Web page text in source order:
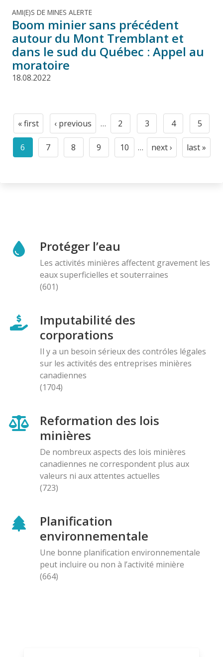
AMI(E)S DE MINES ALERTE
Boom minier sans précédent
autour du Mont Tremblant et
dans le sud du Québec : Appel au
moratoire
18.08.2022
Pagination
First
page
« first
Previous
page
‹ previous …
Page
2
Page
3
Page
4
Page
5
Current
6
Page
7
Page
8
Page
9
Page
10 …
Next
next ›
Last
last »
Protéger l’eau
Les activités minières affectent gravement les
eaux superficielles et souterraines
(601)
Imputabilité des
corporations
Il y a un besoin sérieux des contróles légales
sur les activités des entreprises minières
canadiennes
(1704)
Reformation des lois
minières
De nombreux aspects des lois minières
canadiennes ne correspondent plus aux
valeurs ni aux attentes actuelles
(723)
Planification
environnementale
Une bonne planification environnementale
peut incluire ou non à l’activité minière
(664)